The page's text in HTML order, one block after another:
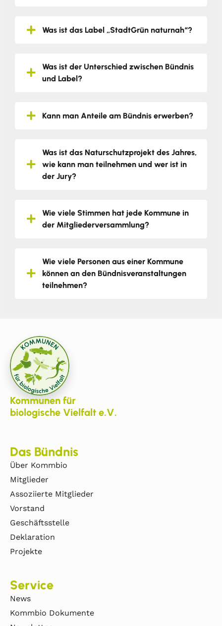
Was ist das Label „StadtGrün naturnah“?
Was ist der Unterschied zwischen Bündnis
und Label?
Kann man Anteile am Bündnis erwerben?
Was ist das Naturschutzprojekt des Jahres,
wie kann man teilnehmen und wer ist in
der Jury?
Wie viele Stimmen hat jede Kommune in
der Mitgliederversammlung?
Wie viele Personen aus einer Kommune
können an den Bündnisveranstaltungen
teilnehmen?
Kommunen für
biologische Vielfalt e.V.
Das Bündnis
Über Kommbio
Mitglieder
Assoziierte Mitglieder
Vorstand
Geschäftsstelle
Deklaration
Projekte
Service
News
Kommbio Dokumente